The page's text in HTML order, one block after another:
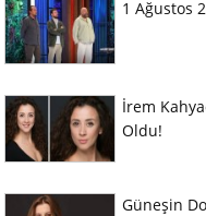
1 Ağustos
İrem
Oldu!
Güneşin